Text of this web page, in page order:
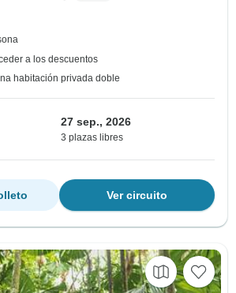
a los descuentos
habitación privada doble
27 sep., 2026
3 plazas libres
Ver circuito